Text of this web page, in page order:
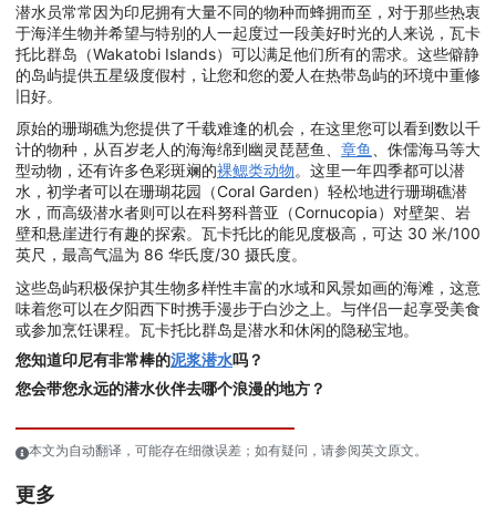
潜水员常常因为印尼拥有大量不同的物种而蜂拥而至，对于那些热衷
于海洋生物并希望与特别的人一起度过一段美好时光的人来说，瓦卡
托比群岛（Wakatobi Islands）可以满足他们所有的需求。这些僻静
的岛屿提供五星级度假村，让您和您的爱人在热带岛屿的环境中重修
旧好。
原始的珊瑚礁为您提供了千载难逢的机会，在这里您可以看到数以千
计的物种，从百岁老人的海海绵到幽灵琵琶鱼、 章鱼
、侏儒海马等大
型动物，还有许多色彩斑斓的裸鳃类动物。这里一年四季都可以潜
水，初学者可以在珊瑚花园（Coral Garden）轻松地进行珊瑚礁潜
水，而高级潜水者则可以在科努科普亚（Cornucopia）对壁架、岩
壁和悬崖进行有趣的探索。瓦卡托比的能见度极高，可达 30 米/100
英尺，最高气温为 86 华氏度/30 摄氏度。
这些岛屿积极保护其生物多样性丰富的水域和风景如画的海滩，这意
味着您可以在夕阳西下时携手漫步于白沙之上。与伴侣一起享受美食
或参加烹饪课程。瓦卡托比群岛是潜水和休闲的隐秘宝地。
您知道印尼有非常棒的泥浆潜水吗？
您会带您永远的潜水伙伴去哪个浪漫的地方？
本文为自动翻译，可能存在细微误差；如有疑问，请参阅英文原文。
更多